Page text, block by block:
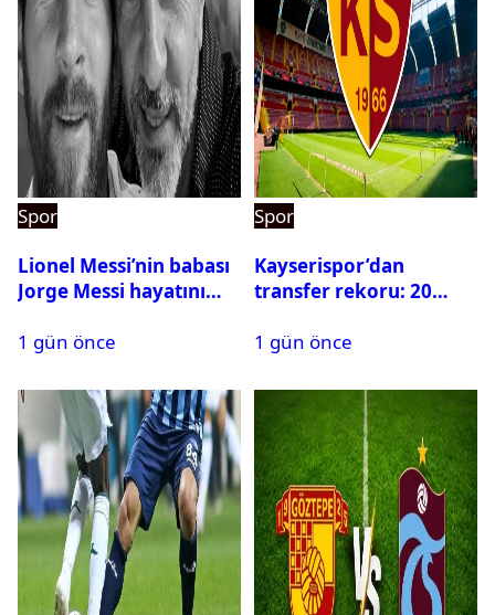
Spor
Lionel Messi’nin babası
Jorge Messi hayatını
1 gün önce
Spor
Kayserispor’dan
transfer rekoru: 20
1 gün önce